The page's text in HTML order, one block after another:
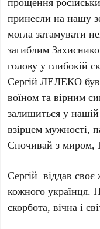
принесли на нашу
могла затамувати
загиблим
голову у глибокій
Сергій ЛЕЛЕКО був
воїном та вірним
залишиться у нашій
взірцем мужності,
Спочивай з миром,
Сергій віддав
кожного українця.
скорбота, вічна і